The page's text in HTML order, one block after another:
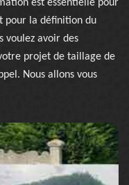
est essentielle pour
pour la définition du
voulez avoir des
projet de taillage de
Nous allons vous